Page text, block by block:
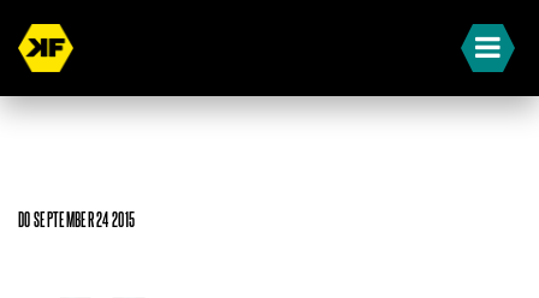
DO SEPTEMBER 24 2015